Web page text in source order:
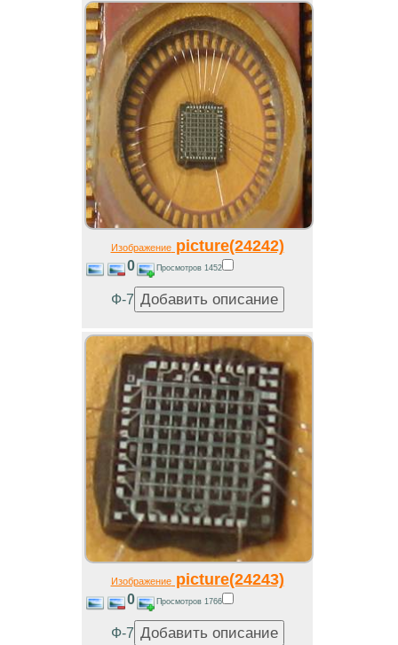
Изображениеpicture(24242)
0 Просмотров 1452
Ф-7
Изображениеpicture(24243)
0 Просмотров 1766
Ф-7